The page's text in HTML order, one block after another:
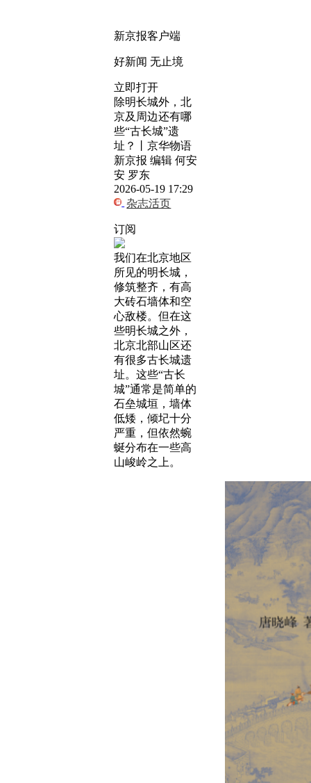
新京报客户端
好新闻 无止境
立即打开
除明长城外，北
京及周边还有哪
些“古长城”遗
址？丨京华物语
新京报 编辑 何安
安 罗东
2026-05-19 17:29
杂志活页
订阅
我们在北京地区
所见的明长城，
修筑整齐，有高
大砖石墙体和空
心敌楼。但在这
些明长城之外，
北京北部山区还
有很多古长城遗
址。这些“古长
城”通常是简单的
石垒城垣，墙体
低矮，倾圮十分
严重，但依然蜿
蜒分布在一些高
山峻岭之上。